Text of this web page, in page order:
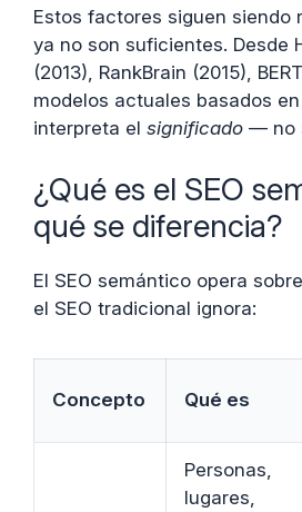
Estos factores siguen siendo
ya no son suficientes. Desde
(2013), RankBrain (2015),
modelos actuales basados
interpreta el significado — no
¿Qué es el SEO
qué se diferencia?
El SEO semántico opera
el SEO tradicional ignora:
Concepto Qué es
Personas,
lugares,